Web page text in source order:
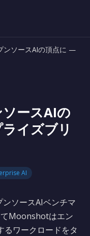
ンソースAIの頂点に —
ースAIの
イズブリ
AI
ンソースAIベンチマ
Moonshotはエン
るワークロードをタ